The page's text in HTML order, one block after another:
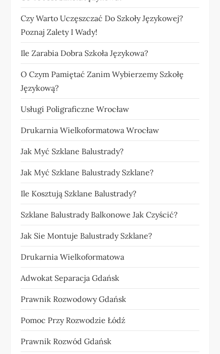
Czy Warto Uczęszczać Do Szkoły Językowej?
Poznaj Zalety I Wady!
Ile Zarabia Dobra Szkoła Językowa?
O Czym Pamiętać Zanim Wybierzemy Szkołę
Językową?
Usługi Poligraficzne Wrocław
Drukarnia Wielkoformatowa Wrocław
Jak Myć Szklane Balustrady?
Jak Myć Szklane Balustrady Szklane?
Ile Kosztują Szklane Balustrady?
Szklane Balustrady Balkonowe Jak Czyścić?
Jak Sie Montuje Balustrady Szklane?
Drukarnia Wielkoformatowa
Adwokat Separacja Gdańsk
Prawnik Rozwodowy Gdańsk
Pomoc Przy Rozwodzie Łódź
Prawnik Rozwód Gdańsk